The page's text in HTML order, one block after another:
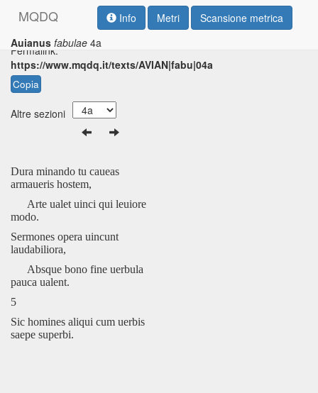
MQDQ Info Metri
Scansione metrica
Auianus fabulae 4a
Permalink:
https://www.mqdq.it/texts/AVIAN|fabu|04a
Copia
Altre sezioni
Dura minando tu caueas
armaueris hostem,
Arte ualet uinci qui leuiore
modo.
Sermones opera uincunt
laudabiliora,
Absque bono fine uerbula
pauca ualent.
5
Sic homines aliqui cum uerbis
saepe superbi.